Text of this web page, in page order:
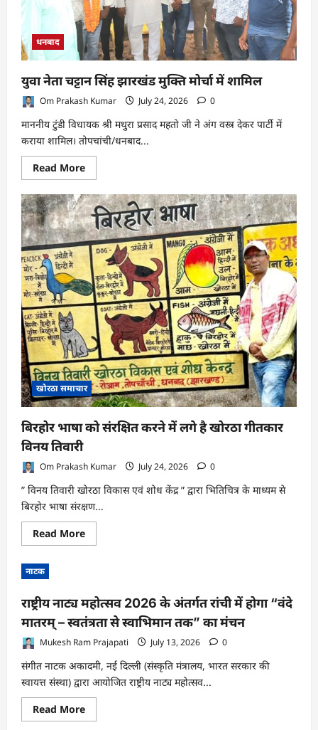
धनबाद
युवा नेता चट्टान सिंह झारखंड मुक्ति मोर्चा में शामिल
Om Prakash Kumar July 24, 2026 0
माननीय टुंडी विधायक श्री मथुरा प्रसाद महतो जी ने अंग वस्त्र देकर पार्टी में
कराया शामिल। तोपचांची/धनबाद...
Read MoreRead
more
युवा
नेता
चट्टान
सिंह
झारखंड
मुक्ति
मोर्चा
में
शामिल
खोरठा समाचार
बिरहोर भाषा को संरक्षित करने में लगे है खोरठा गीतकार
विनय तिवारी
Om Prakash Kumar July 24, 2026 0
” विनय तिवारी खोरठा विकास एवं शोध केंद्र ” द्वारा भितिचित्र के माध्यम से
बिरहोर भाषा संरक्षण...
Read MoreRead
more
करने
में
लगे
खोरठा
गीतकार
विनय
तिवारी
नाटक
राष्ट्रीय नाट्य महोत्सव 2026 के अंतर्गत रांची में होगा “वंदे
मातरम् – स्वतंत्रता से स्वाभिमान तक” का मंचन
Mukesh Ram Prajapati July 13, 2026 0
संगीत नाटक अकादमी, नई दिल्ली (संस्कृति मंत्रालय, भारत सरकार की
स्वायत्त संस्था) द्वारा आयोजित राष्ट्रीय नाट्य महोत्सव...
Read MoreRead
more